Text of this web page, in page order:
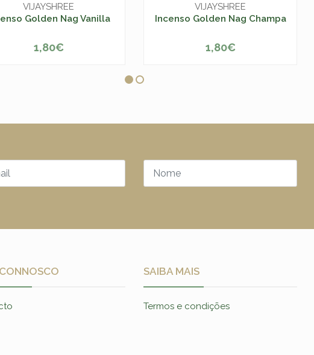
VIJAYSHREE
Golden Nag Vanilla
ESGOTADO
1,80€
VIJAYSHREE
Incenso Golden Nag Champa
ESGOTADO
1,80€
SAIBA MAIS
Termos e condições